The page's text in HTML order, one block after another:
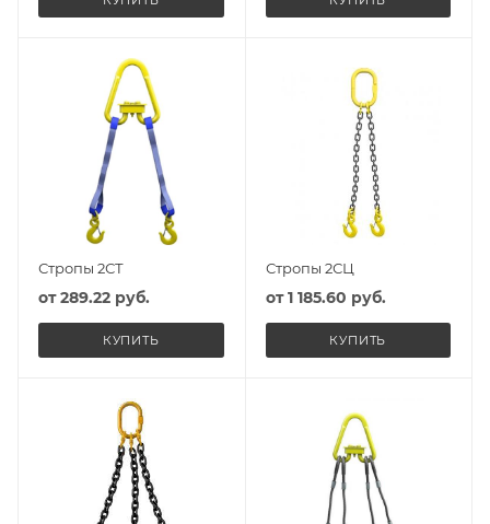
Стропы 2СТ
от289.22 руб.
КУПИТЬ
Стропы 2СЦ
от1 185.60 руб.
КУПИТЬ